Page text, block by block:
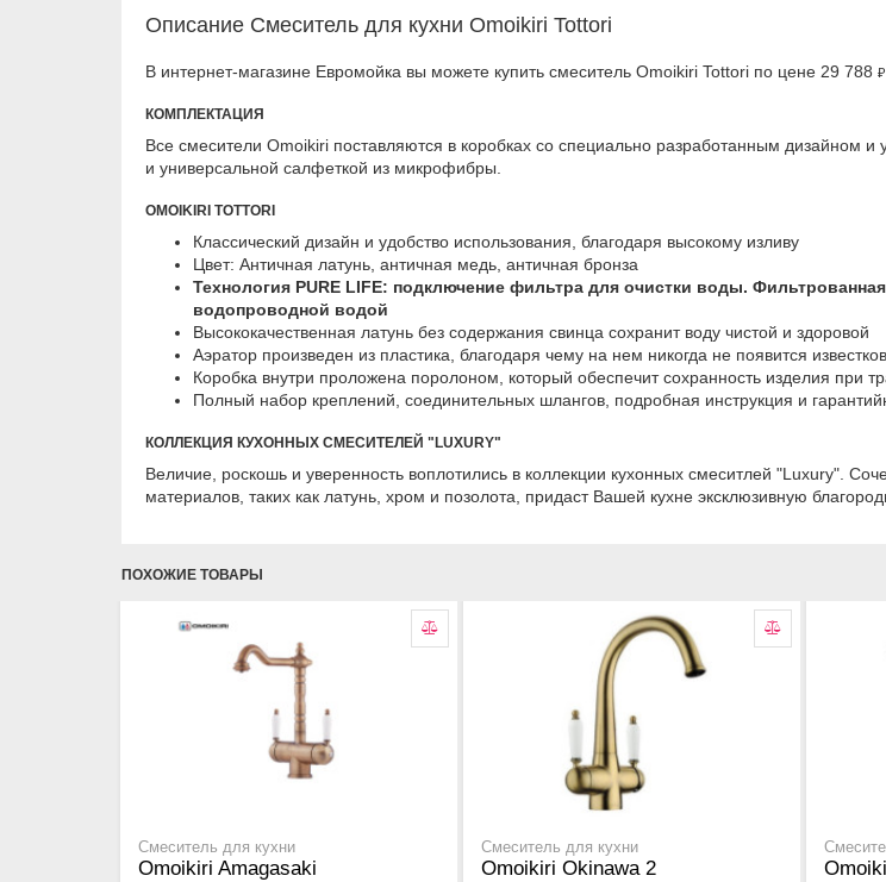
Описание Смеситель для кухни Omoikiri Tottori
В интернет-магазине Евромойка вы можете купить смеситель Omoikiri Tottori по цене 29 788 ₽
КОМПЛЕКТАЦИЯ
Все смесители Omoikiri поставляются в коробках со специально разработанным дизайном
и универсальной салфеткой из микрофибры.
OMOIKIRI TOTTORI
Классический дизайн и удобство использования, благодаря высокому изливу
Цвет: Античная латунь, античная медь, античная бронза
Технология PURE LIFE: подключение фильтра для очистки воды.
водопроводной водой
Высококачественная латунь без содержания свинца сохранит воду чистой и здоровой
Аэратор произведен из пластика, благодаря чему на нем никогда не появится
Коробка внутри проложена поролоном, который обеспечит сохранность изделия при
Полный набор креплений, соединительных шлангов, подробная инструкция и
КОЛЛЕКЦИЯ КУХОННЫХ СМЕСИТЕЛЕЙ "LUXURY"
Величие, роскошь и уверенность воплотились в коллекции кухонных смеситлей "Luxury".
материалов, таких как латунь, хром и позолота, придаст Вашей кухне эксклюзивную
ПОХОЖИЕ ТОВАРЫ
Смеситель для кухни
Omoikiri Amagasaki
Смеситель для кухни
Omoikiri Okinawa 2